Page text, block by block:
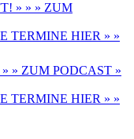
» » » ZUM
TERMINE HIER » »
» » ZUM PODCAST »
TERMINE HIER » »